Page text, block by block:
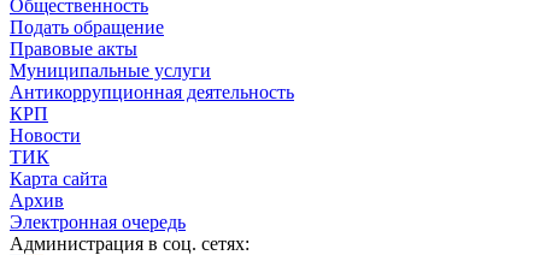
Общественность
Подать обращение
Правовые акты
Муниципальные услуги
Антикоррупционная деятельность
КРП
Новости
ТИК
Карта сайта
Архив
Электронная очередь
Администрация в соц. сетях: